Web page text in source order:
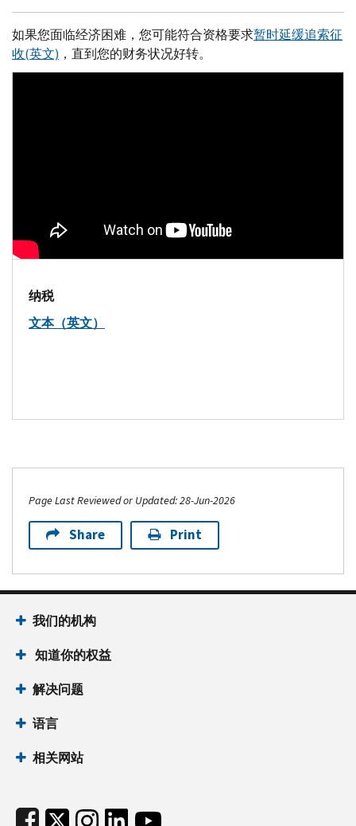
如果您面临经济困难，您可能符合资格要求暂时延缓追索征
收(英文) ，直到您的财务状况好转。
纳税
文本（英文）
Page Last Reviewed or Updated: 28-Jun-2026
Share Print
Footer Navigation
我们的机构
知道你的权益
解决问题
语言
相关网站